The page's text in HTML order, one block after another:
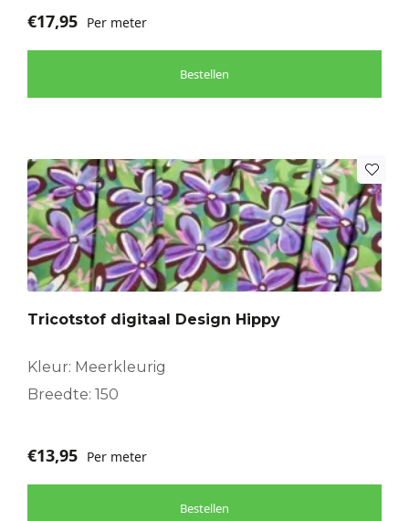
€17,95 Per meter
Bestellen
Tricotstof digitaal Design Hippy
Kleur: Meerkleurig
Breedte: 150
€13,95 Per meter
Bestellen